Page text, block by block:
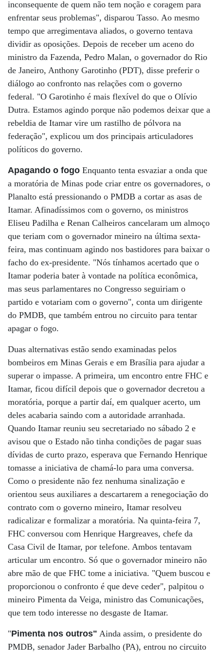
inconsequente de quem não tem noção e coragem para
enfrentar seus problemas", disparou Tasso. Ao mesmo
tempo que arregimentava aliados, o governo tentava
dividir as oposições. Depois de receber um aceno do
ministro da Fazenda, Pedro Malan, o governador do Rio
de Janeiro, Anthony Garotinho (PDT), disse preferir o
diálogo ao confronto nas relações com o governo
federal. "O Garotinho é mais flexível do que o Olívio
Dutra. Estamos agindo porque não podemos deixar que a
rebeldia de Itamar vire um rastilho de pólvora na
federação", explicou um dos principais articuladores
políticos do governo.
Apagando o fogo Enquanto tenta esvaziar a onda que
a moratória de Minas pode criar entre os governadores, o
Planalto está pressionando o PMDB a cortar as asas de
Itamar. Afinadíssimos com o governo, os ministros
Eliseu Padilha e Renan Calheiros cancelaram um almoço
que teriam com o governador mineiro na última sexta-
feira, mas continuam agindo nos bastidores para baixar o
facho do ex-presidente. "Nós tínhamos acertado que o
Itamar poderia bater à vontade na política econômica,
mas seus parlamentares no Congresso seguiriam o
partido e votariam com o governo", conta um dirigente
do PMDB, que também entrou no circuito para tentar
apagar o fogo.
Duas alternativas estão sendo examinadas pelos
bombeiros em Minas Gerais e em Brasília para ajudar a
superar o impasse. A primeira, um encontro entre FHC e
Itamar, ficou difícil depois que o governador decretou a
moratória, porque a partir daí, em qualquer acerto, um
deles acabaria saindo com a autoridade arranhada.
Quando Itamar reuniu seu secretariado no sábado 2 e
avisou que o Estado não tinha condições de pagar suas
dívidas de curto prazo, esperava que Fernando Henrique
tomasse a iniciativa de chamá-lo para uma conversa.
Como o presidente não fez nenhuma sinalização e
orientou seus auxiliares a descartarem a renegociação do
contrato com o governo mineiro, Itamar resolveu
radicalizar e formalizar a moratória. Na quinta-feira 7,
FHC conversou com Henrique Hargreaves, chefe da
Casa Civil de Itamar, por telefone. Ambos tentavam
articular um encontro. Só que o governador mineiro não
abre mão de que FHC tome a iniciativa. "Quem buscou e
proporcionou o confronto é que deve ceder", palpitou o
mineiro Pimenta da Veiga, ministro das Comunicações,
que tem todo interesse no desgaste de Itamar.
"Pimenta nos outros" Ainda assim, o presidente do
PMDB, senador Jader Barbalho (PA), entrou no circuito